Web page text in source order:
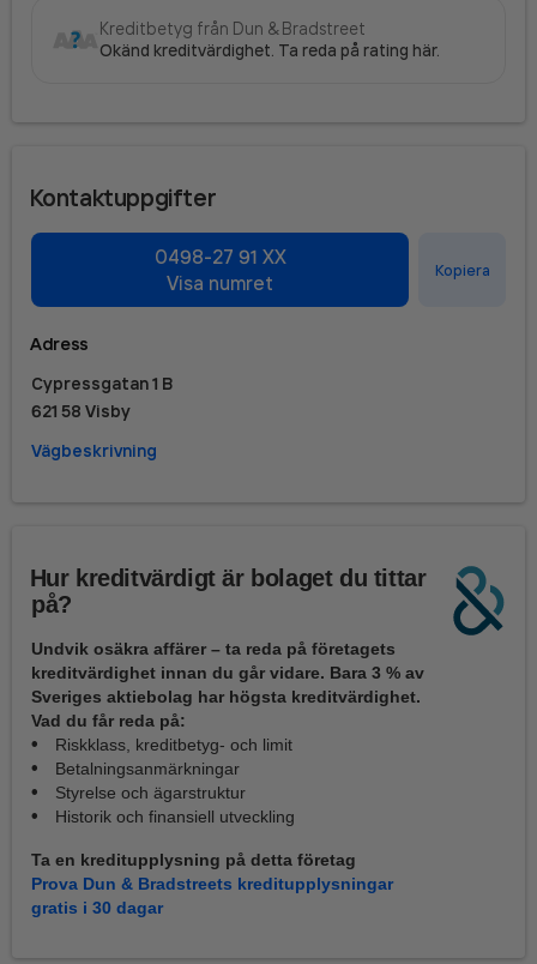
Kreditbetyg från Dun & Bradstreet
Okänd kreditvärdighet. Ta reda på rating här.
Kontaktuppgifter
0498-27 91 XX
Visa numret
Kopiera
Adress
Cypressgatan 1 B
621 58 Visby
Vägbeskrivning
Hur kreditvärdigt är bolaget du tittar
på?
Undvik osäkra affärer – ta reda på företagets
kreditvärdighet innan du går vidare. Bara 3 % av
Sveriges aktiebolag har högsta kreditvärdighet.
Vad du får reda på:
Riskklass, kreditbetyg- och limit
Betalningsanmärkningar
Styrelse och ägarstruktur
Historik och finansiell utveckling
Ta en kreditupplysning på detta företag
Prova Dun & Bradstreets kreditupplysningar
gratis i 30 dagar